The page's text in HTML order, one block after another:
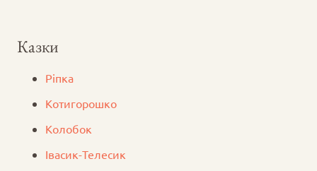
Казки
Ріпка
Котигорошко
Колобок
Iвасик-Телесик